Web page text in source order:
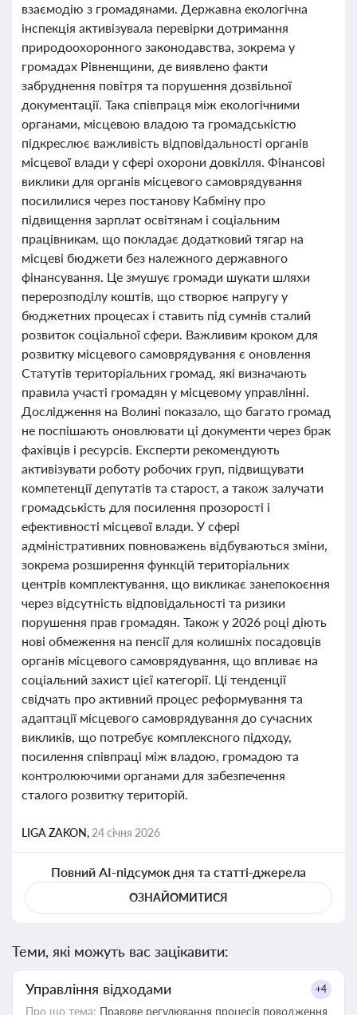
взаємодію з громадянами. Державна екологічна
інспекція активізувала перевірки дотримання
природоохоронного законодавства, зокрема у
громадах Рівненщини, де виявлено факти
забруднення повітря та порушення дозвільної
документації. Така співпраця між екологічними
органами, місцевою владою та громадськістю
підкреслює важливість відповідальності органів
місцевої влади у сфері охорони довкілля. Фінансові
виклики для органів місцевого самоврядування
посилилися через постанову Кабміну про
підвищення зарплат освітянам і соціальним
працівникам, що покладає додатковий тягар на
місцеві бюджети без належного державного
фінансування. Це змушує громади шукати шляхи
перерозподілу коштів, що створює напругу у
бюджетних процесах і ставить під сумнів сталий
розвиток соціальної сфери. Важливим кроком для
розвитку місцевого самоврядування є оновлення
Статутів територіальних громад, які визначають
правила участі громадян у місцевому управлінні.
Дослідження на Волині показало, що багато громад
не поспішають оновлювати ці документи через брак
фахівців і ресурсів. Експерти рекомендують
активізувати роботу робочих груп, підвищувати
компетенції депутатів та старост, а також залучати
громадськість для посилення прозорості і
ефективності місцевої влади. У сфері
адміністративних повноважень відбуваються зміни,
зокрема розширення функцій територіальних
центрів комплектування, що викликає занепокоєння
через відсутність відповідальності та ризики
порушення прав громадян. Також у 2026 році діють
нові обмеження на пенсії для колишніх посадовців
органів місцевого самоврядування, що впливає на
соціальний захист цієї категорії. Ці тенденції
свідчать про активний процес реформування та
адаптації місцевого самоврядування до сучасних
викликів, що потребує комплексного підходу,
посилення співпраці між владою, громадою та
контролюючими органами для забезпечення
сталого розвитку територій.
LIGA ZAKON, 24 січня 2026
Повний AI-підсумок дня та статті-джерела
ОЗНАЙОМИТИСЯ
Теми, які можуть вас зацікавити:
Управління відходами +4
Про що тема: Правове регулювання процесів поводження